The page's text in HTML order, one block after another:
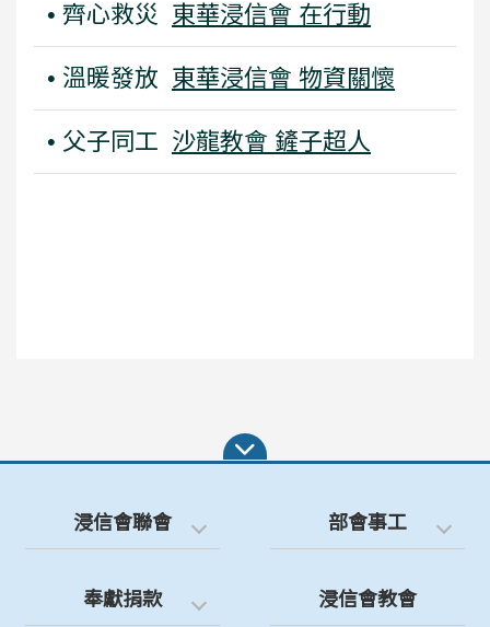
• 齊心救災 東華浸信會 在行動
• 溫暖發放 東華浸信會 物資關懷
• 父子同工 沙龍教會 鏟子超人
浸信會聯會 部會事工
奉獻捐款 浸信會教會